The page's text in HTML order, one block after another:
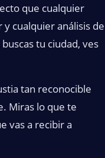
que cualquier
cualquier análisis de
tu ciudad, ves
tan reconocible
Miras lo que te
vas a recibir a